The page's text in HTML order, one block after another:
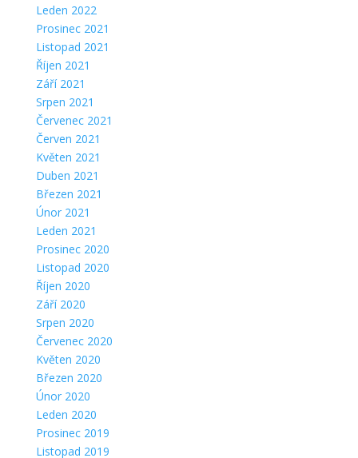
Leden 2022
Prosinec 2021
Listopad 2021
Říjen 2021
Září 2021
Srpen 2021
Červenec 2021
Červen 2021
Květen 2021
Duben 2021
Březen 2021
Únor 2021
Leden 2021
Prosinec 2020
Listopad 2020
Říjen 2020
Září 2020
Srpen 2020
Červenec 2020
Květen 2020
Březen 2020
Únor 2020
Leden 2020
Prosinec 2019
Listopad 2019